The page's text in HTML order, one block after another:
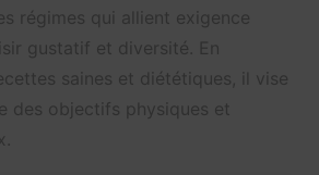
régimes qui allient exigence
gustatif et diversité. En
saines et diététiques, il vise
des objectifs physiques et